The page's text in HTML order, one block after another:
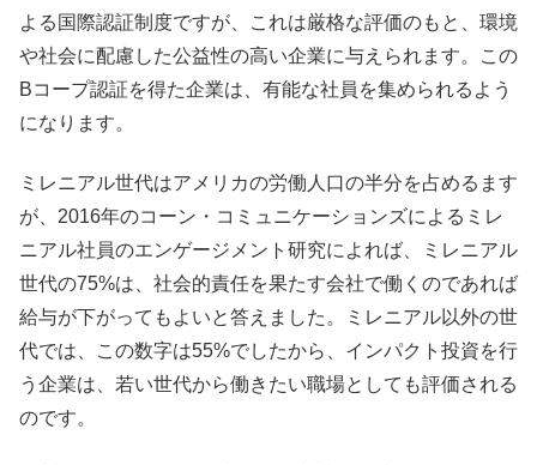
よる国際認証制度ですが、これは厳格な評価のもと、環境
や社会に配慮した公益性の高い企業に与えられます。この
Bコープ認証を得た企業は、有能な社員を集められるよう
になります。
ミレニアル世代はアメリカの労働人口の半分を占めるます
が、2016年のコーン・コミュニケーションズによるミレ
ニアル社員のエンゲージメント研究によれば、ミレニアル
世代の75%は、社会的責任を果たす会社で働くのであれば
給与が下がってもよいと答えました。ミレニアル以外の世
代では、この数字は55%でしたから、インパクト投資を行
う企業は、若い世代から働きたい職場としても評価される
のです。